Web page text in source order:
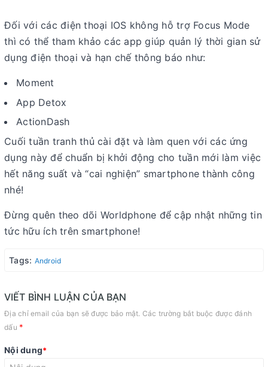
Đối với các điện thoại IOS không hỗ trợ Focus Mode
thì có thể tham khảo các app giúp quản lý thời gian sử
dụng điện thoại và hạn chế thông báo như:
Moment
App Detox
ActionDash
Cuối tuần tranh thủ cài đặt và làm quen với các ứng
dụng này để chuẩn bị khởi động cho tuần mới làm việc
hết năng suất và “cai nghiện” smartphone thành công
nhé!
Đừng quên theo dõi Worldphone để cập nhật những tin
tức hữu ích trên smartphone!
Tags: Android
VIẾT BÌNH LUẬN CỦA BẠN
Địa chỉ email của bạn sẽ được bảo mật. Các trường bắt buộc được đánh
dấu *
Nội dung*